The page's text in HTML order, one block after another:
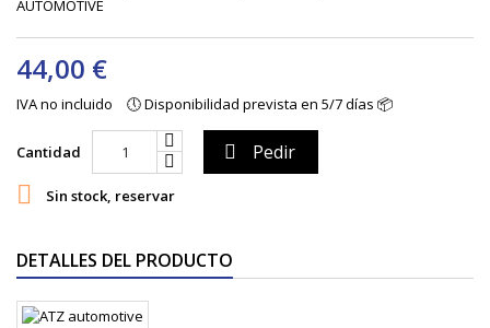
AUTOMOTIVE
44,00 €
IVA no incluido 🕔 Disponibilidad prevista en 5/7 días 📦
Cantidad  Pedir
 Sin stock, reservar
DETALLES DEL PRODUCTO